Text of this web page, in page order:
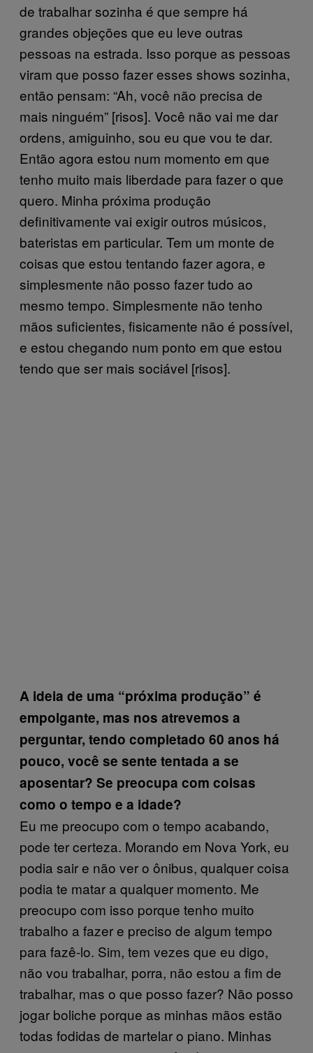
de trabalhar sozinha é que sempre há
grandes objeções que eu leve outras
pessoas na estrada. Isso porque as pessoas
viram que posso fazer esses shows sozinha,
então pensam: “Ah, você não precisa de
mais ninguém” [risos]. Você não vai me dar
ordens, amiguinho, sou eu que vou te dar.
Então agora estou num momento em que
tenho muito mais liberdade para fazer o que
quero. Minha próxima produção
definitivamente vai exigir outros músicos,
bateristas em particular. Tem um monte de
coisas que estou tentando fazer agora, e
simplesmente não posso fazer tudo ao
mesmo tempo. Simplesmente não tenho
mãos suficientes, fisicamente não é possível,
e estou chegando num ponto em que estou
tendo que ser mais sociável [risos].
A ideia de uma “próxima produção” é
empolgante, mas nos atrevemos a
perguntar, tendo completado 60 anos há
pouco, você se sente tentada a se
aposentar? Se preocupa com coisas
como o tempo e a idade?
Eu me preocupo com o tempo acabando,
pode ter certeza. Morando em Nova York, eu
podia sair e não ver o ônibus, qualquer coisa
podia te matar a qualquer momento. Me
preocupo com isso porque tenho muito
trabalho a fazer e preciso de algum tempo
para fazê-lo. Sim, tem vezes que eu digo,
não vou trabalhar, porra, não estou a fim de
trabalhar, mas o que posso fazer? Não posso
jogar boliche porque as minhas mãos estão
todas fodidas de martelar o piano. Minhas